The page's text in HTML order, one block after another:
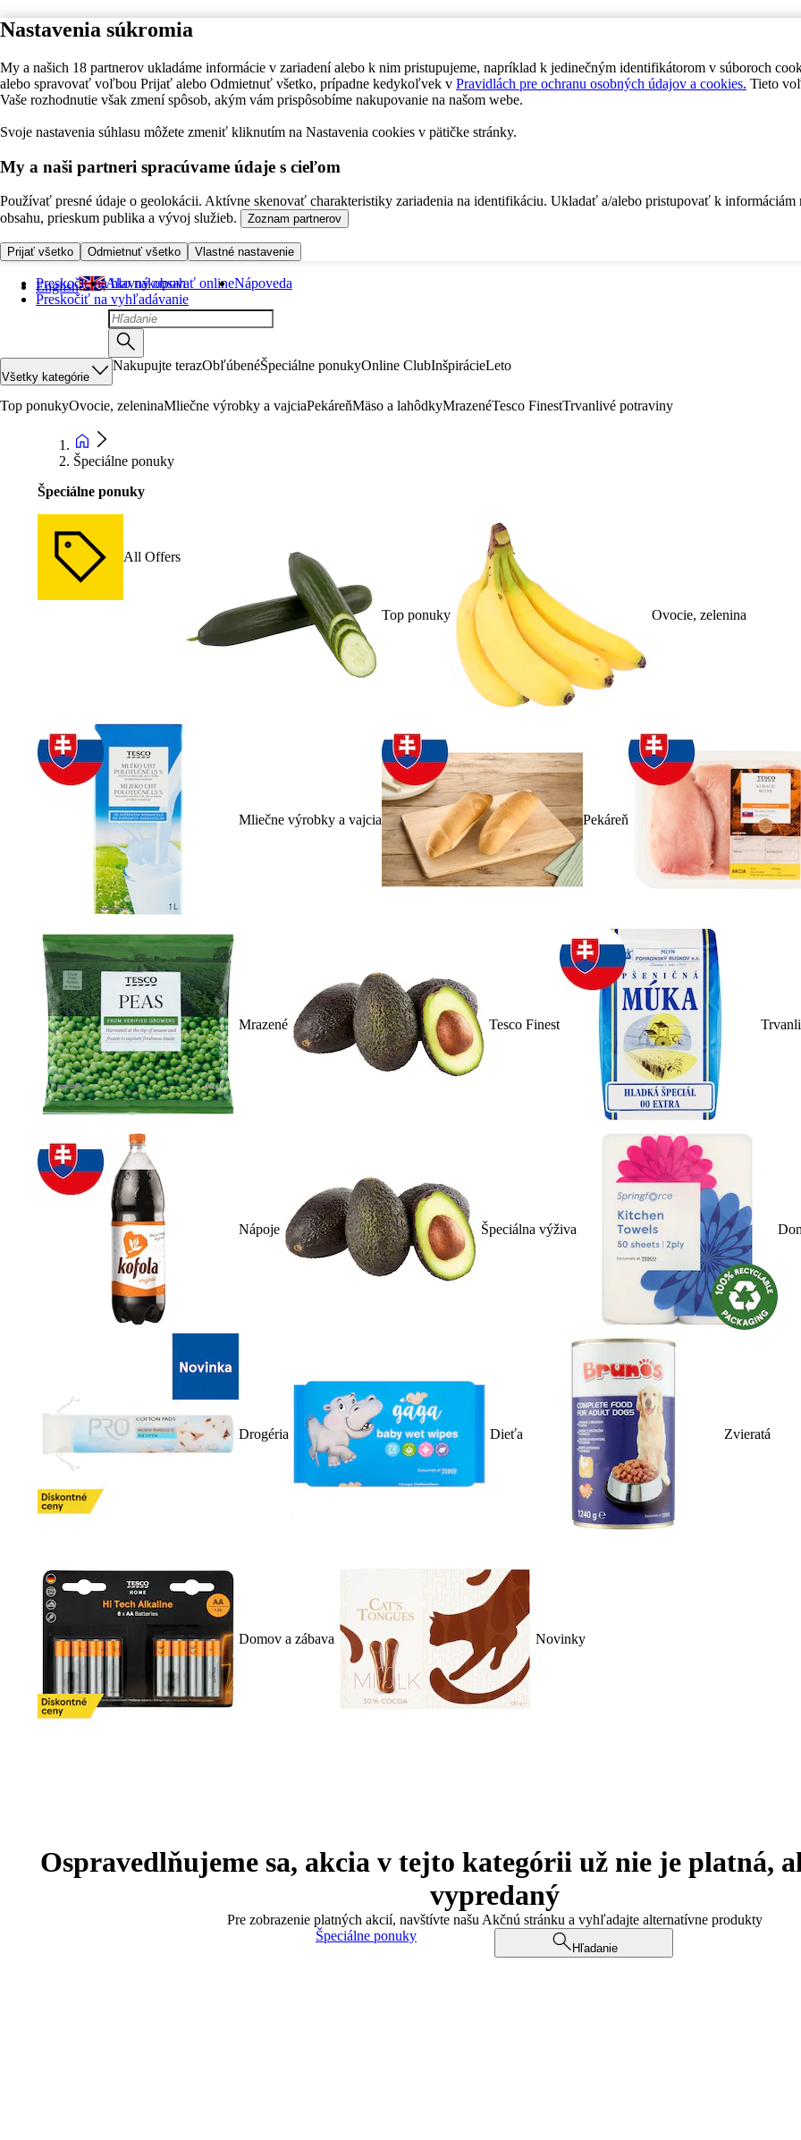
Nastavenia súkromia
My a našich 18 partnerov ukladáme informácie v zariadení alebo k nim pristupujeme, napríklad k jedinečným identifikátorom v súboroch
alebo spravovať voľbou Prijať alebo Odmietnuť všetko, prípadne kedykoľvek v Pravidlách pre ochranu osobných údajov a cookies. Tieto
Vaše rozhodnutie však zmení spôsob, akým vám prispôsobíme nakupovanie na našom webe.
Svoje nastavenia súhlasu môžete zmeniť kliknutím na Nastavenia cookies v pätičke stránky.
My a naši partneri spracúvame údaje s cieľom
Používať presné údaje o geolokácii. Aktívne skenovať charakteristiky zariadenia na identifikáciu. Ukladať a/alebo pristupovať k informáciám
obsahu, prieskum publika a vývoj služieb.
Zoznam partnerov
Prijať všetko Odmietnuť všetko Vlastné nastavenie
Preskočiť na hlavný obsah
Preskočiť na vyhľadávanie
English Ako nakupovať onlineNápoveda
Všetky kategórie
Nakupujte terazObľúbenéŠpeciálne ponukyOnline ClubInšpirácieLeto
Top ponukyOvocie, zeleninaMliečne výrobky a vajciaPekáreňMäso a lahôdkyMrazenéTesco FinestTrvanlivé potraviny
Špeciálne ponuky
Špeciálne ponuky
All Offers
Top ponuky Ovocie, zelenina
Mliečne výrobky a vajcia Pekáreň
Mrazené Tesco Finest
Nápoje Špeciálna výživa
Drogéria Dieťa Zvieratá
Domov a zábava Novinky
Ospravedlňujeme sa, akcia v tejto kategórii už nie je platná,
vypredaný
Pre zobrazenie platných akcií, navštívte našu Akčnú stránku a vyhľadajte alternatívne produkty
Špeciálne ponuky
Hľadanie